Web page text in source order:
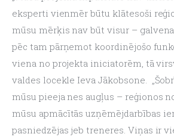
eksperti vienmēr būtu klātesoši
mūsu mērķis nav būt visur –
pēc tam pārņemot koordinējošo
viena no projekta iniciatorēm, tā
valdes locekle Ieva Jākobsone.
mūsu pieeja nes augļus – reģionos
mūsu apmācītās uzņēmējdarbības
pasniedzējas jeb treneres. Viņas ir